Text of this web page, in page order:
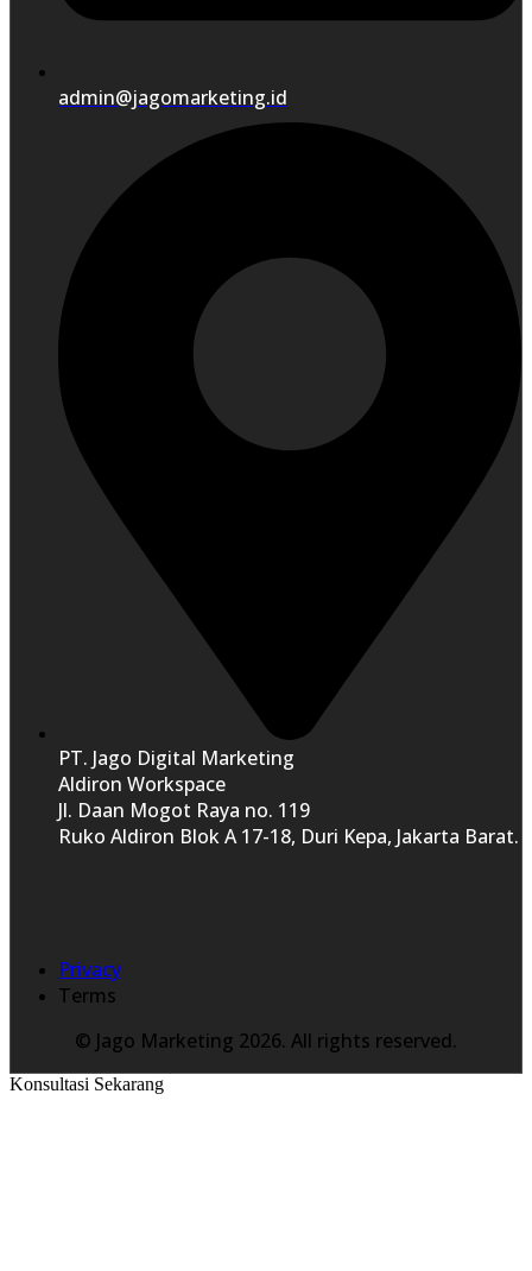
admin@jagomarketing.id
PT. Jago Digital Marketing
Aldiron Workspace
Jl. Daan Mogot Raya no. 119
Ruko Aldiron Blok A 17-18, Duri Kepa, Jakarta Barat.
Privacy
Terms
© Jago Marketing 2026. All rights reserved.
Konsultasi Sekarang